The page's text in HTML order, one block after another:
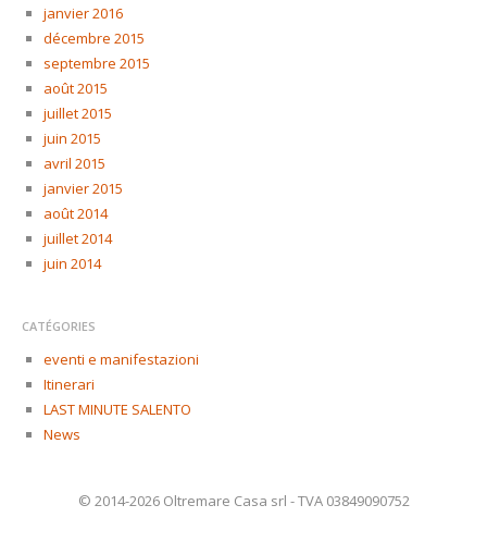
janvier 2016
décembre 2015
septembre 2015
août 2015
juillet 2015
juin 2015
avril 2015
janvier 2015
août 2014
juillet 2014
juin 2014
CATÉGORIES
eventi e manifestazioni
Itinerari
LAST MINUTE SALENTO
News
© 2014-2026 Oltremare Casa srl - TVA 03849090752